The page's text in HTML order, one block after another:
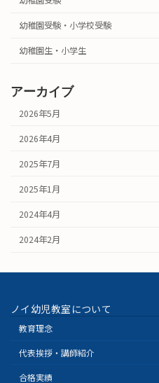
幼稚園受験・小学校受験
幼稚園生・小学生
アーカイブ
2026年5月
2026年4月
2025年7月
2025年1月
2024年4月
2024年2月
ノイ幼児教室について
教育理念
代表挨拶・講師紹介
合格実績